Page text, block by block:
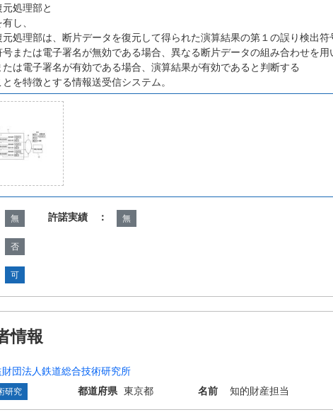
元処理部と
有し、
元処理部は、断片データを復元して得られた演算結果の第１の誤り検出
号または電子署名が無効である場合、異なる断片データの組み合わせを
たは電子署名が有効である場合、演算結果が有効であると判断する
とを特徴とする情報送受信システム。
無 許諾実績 ： 無
否
可
情報
財団法人鉄道総合技術研究所
研究 都道府県 東京都 名前 知的財産担当